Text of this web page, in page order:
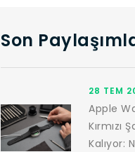
Son
28 TEM
Apple
Kırmızı
Kalıyor: